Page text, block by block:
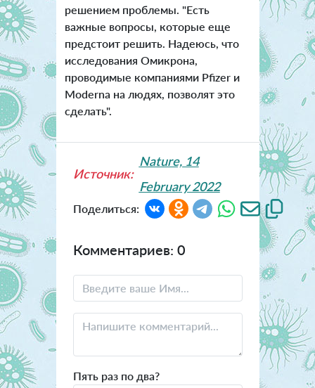
решением проблемы. "Есть
важные вопросы, которые еще
предстоит решить. Надеюсь, что
исследования Омикрона,
проводимые компаниями Pfizer и
Moderna на людях, позволят это
сделать".
Источник:
Nature, 14
February 2022
Поделиться:
Комментариев: 0
Пять раз по два?